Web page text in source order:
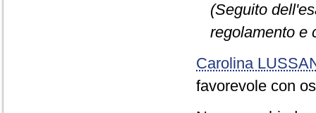
(Seguito
regolamento e
Carolina
favorevole con